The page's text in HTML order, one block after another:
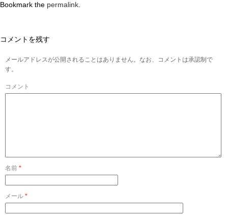
Bookmark the permalink
コメントを残す
メールアドレスが公開されることはありません。なお、コメントは承認制で
す。
コメント
名前 *
メール *